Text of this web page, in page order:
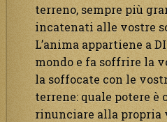
terreno, sempre più
incatenati alle vostre
L’anima appartiene a
mondo e fa soffrire la
la soffocate con le
terrene: quale potere è
rinunciare alla propria